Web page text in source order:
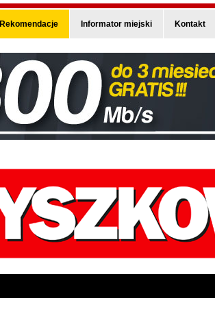
Rekomendacje Informator miejski Kontakt